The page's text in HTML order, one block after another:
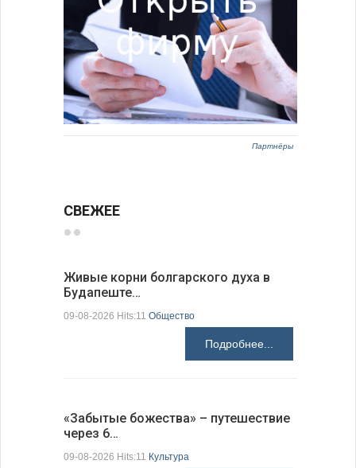
Партнёры
СВЕЖЕЕ
Живые корни болгарского духа в
Будапеште…
09-08-2026 Hits:11 Общество
Подробнее...
«Забытые божества» – путешествие
через 6…
09-08-2026 Hits:11 Культура